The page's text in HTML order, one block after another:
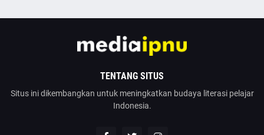
TENTANG SITUS
Situs ini dikembangkan untuk meningkatkan budaya literasi pelajar
Indonesia.